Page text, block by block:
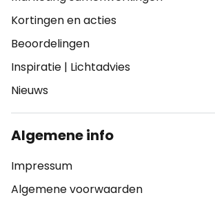
Kortingen en acties
Beoordelingen
Inspiratie | Lichtadvies
Nieuws
Algemene info
Impressum
Algemene voorwaarden